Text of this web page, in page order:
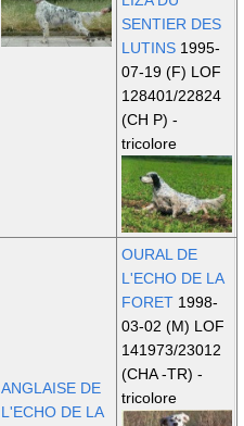
SENTIER DES
LUTINS 1995-
07-19 (F) LOF
128401/22824
(CH P) -
tricolore
ANGLAISE DE
L'ECHO DE LA
OURAL DE
L'ECHO DE LA
FORET 1998-
03-02 (M) LOF
141973/23012
(CHA -TR) -
tricolore